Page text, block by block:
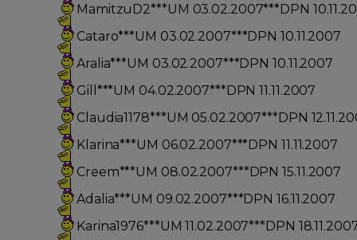
MamitzuD2***UM 03.02.2007***DPN
Cataro***UM 03.02.2007***DPN 10.11.2007
Aralia***UM 03.02.2007***DPN 10.11.2007
Gill***UM 04.02.2007***DPN 11.11.2007
Claudia1178***UM 05.02.2007***DPN
Klarina***UM 06.02.2007***DPN 11.11.2007
Creem***UM 08.02.2007***DPN 15.11.2007
Adalia***UM 09.02.2007***DPN 16.11.2007
Karina1976***UM 11.02.2007***DPN